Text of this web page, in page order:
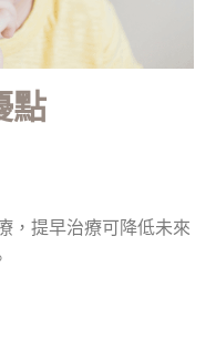
點
提早治療可降低未來